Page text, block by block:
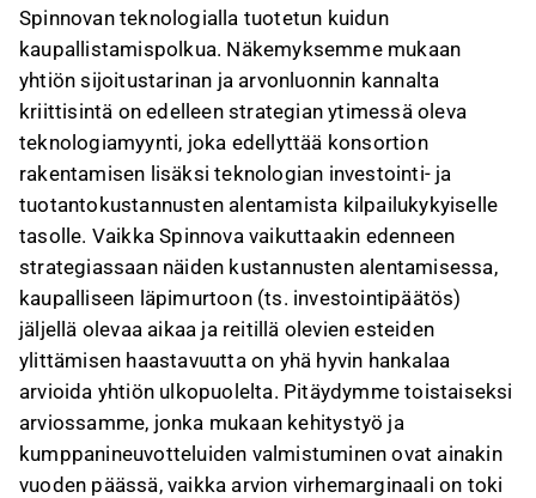
Spinnovan teknologialla tuotetun kuidun
kaupallistamispolkua. Näkemyksemme mukaan
yhtiön sijoitustarinan ja arvonluonnin kannalta
kriittisintä on edelleen strategian ytimessä oleva
teknologiamyynti, joka edellyttää konsortion
rakentamisen lisäksi teknologian investointi- ja
tuotantokustannusten alentamista kilpailukykyiselle
tasolle. Vaikka Spinnova vaikuttaakin edenneen
strategiassaan näiden kustannusten alentamisessa,
kaupalliseen läpimurtoon (ts. investointipäätös)
jäljellä olevaa aikaa ja reitillä olevien esteiden
ylittämisen haastavuutta on yhä hyvin hankalaa
arvioida yhtiön ulkopuolelta. Pitäydymme toistaiseksi
arviossamme, jonka mukaan kehitystyö ja
kumppanineuvotteluiden valmistuminen ovat ainakin
vuoden päässä, vaikka arvion virhemarginaali on toki